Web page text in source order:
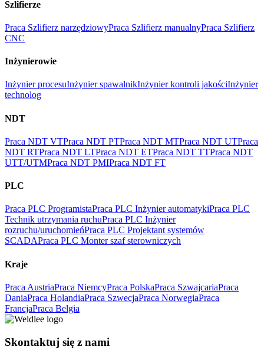
Szlifierze
Praca Szlifierz narzędziowyPraca Szlifierz manualnyPraca Szlifierz
CNC
Inżynierowie
Inżynier procesuInżynier spawalnikInżynier kontroli jakościInżynier
technolog
NDT
Praca NDT VTPraca NDT PTPraca NDT MTPraca NDT UTPraca
NDT RTPraca NDT LTPraca NDT ETPraca NDT TTPraca NDT
UTT/UTMPraca NDT PMIPraca NDT FT
PLC
Praca PLC ProgramistaPraca PLC Inżynier automatykiPraca PLC
Technik utrzymania ruchuPraca PLC Inżynier
rozruchu/uruchomieńPraca PLC Projektant systemów
SCADAPraca PLC Monter szaf sterowniczych
Kraje
Praca AustriaPraca NiemcyPraca PolskaPraca SzwajcariaPraca
DaniaPraca HolandiaPraca SzwecjaPraca NorwegiaPraca
FrancjaPraca Belgia
Skontaktuj się z nami